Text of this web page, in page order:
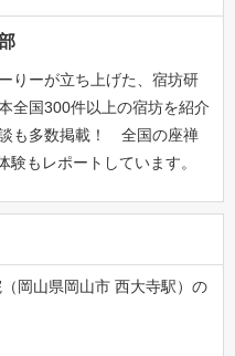
りーが立ち上げた、宿坊研
全国300件以上の宿坊を紹介
も多数掲載！ 全国の座禅
もレポートしています。
岡山県岡山市 西大寺駅）の